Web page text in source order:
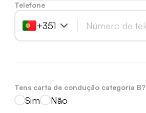
Telefone
+351
Tens carta de condução categoria B?
Sim Não